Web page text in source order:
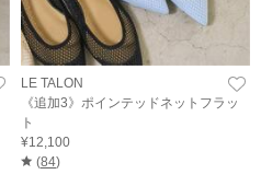
LE TALON
《追加3》ポインテッドネットフラッ
ト
¥12,100
(84)